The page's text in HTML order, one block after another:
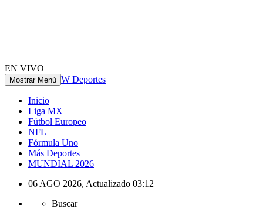
EN VIVO
Mostrar Menú W Deportes
Inicio
Liga MX
Fútbol Europeo
NFL
Fórmula Uno
Más Deportes
MUNDIAL 2026
06 AGO 2026, Actualizado 03:12
Buscar